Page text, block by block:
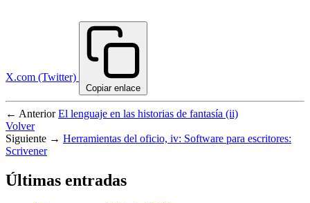
X.com (Twitter)
Copiar enlace
← Anterior El lenguaje en las historias de fantasía (ii)
Volver
Siguiente → Herramientas del oficio, iv: Software para escritores:
Scrivener
Últimas entradas